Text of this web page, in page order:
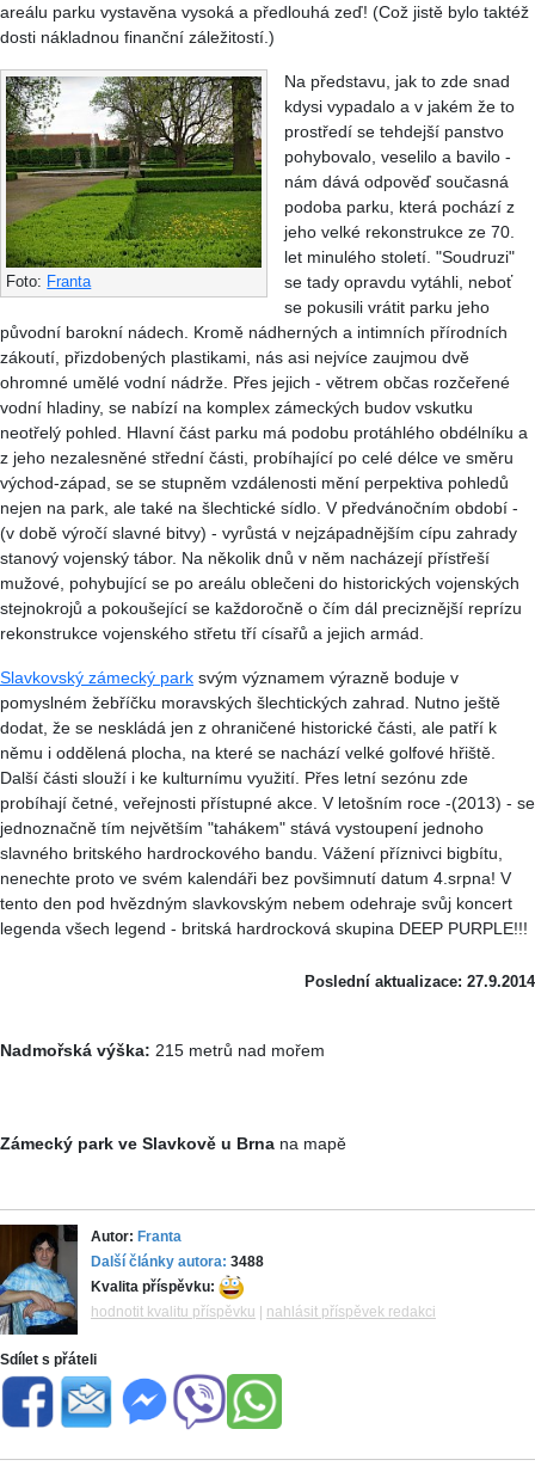
areálu parku vystavěna vysoká a předlouhá zeď! (Což jistě bylo taktéž
dosti nákladnou finanční záležitostí.)
Foto: Franta
Na představu, jak to zde snad
kdysi vypadalo a v jakém že to
prostředí se tehdejší panstvo
pohybovalo, veselilo a bavilo -
nám dává odpověď současná
podoba parku, která pochází z
jeho velké rekonstrukce ze 70.
let minulého století. "Soudruzi"
se tady opravdu vytáhli, neboť
se pokusili vrátit parku jeho
původní barokní nádech. Kromě nádherných a intimních přírodních
zákoutí, přizdobených plastikami, nás asi nejvíce zaujmou dvě
ohromné umělé vodní nádrže. Přes jejich - větrem občas rozčeřené
vodní hladiny, se nabízí na komplex zámeckých budov vskutku
neotřelý pohled. Hlavní část parku má podobu protáhlého obdélníku a
z jeho nezalesněné střední části, probíhající po celé délce ve směru
východ-západ, se se stupněm vzdálenosti mění perpektiva pohledů
nejen na park, ale také na šlechtické sídlo. V předvánočním období -
(v době výročí slavné bitvy) - vyrůstá v nejzápadnějším cípu zahrady
stanový vojenský tábor. Na několik dnů v něm nacházejí přístřeší
mužové, pohybující se po areálu oblečeni do historických vojenských
stejnokrojů a pokoušející se každoročně o čím dál preciznější reprízu
rekonstrukce vojenského střetu tří císařů a jejich armád.
Slavkovský zámecký park svým významem výrazně boduje v
pomyslném žebříčku moravských šlechtických zahrad. Nutno ještě
dodat, že se neskládá jen z ohraničené historické části, ale patří k
němu i oddělená plocha, na které se nachází velké golfové hřiště.
Další části slouží i ke kulturnímu využití. Přes letní sezónu zde
probíhají četné, veřejnosti přístupné akce. V letošním roce -(2013) - se
jednoznačně tím největším "tahákem" stává vystoupení jednoho
slavného britského hardrockového bandu. Vážení příznivci bigbítu,
nenechte proto ve svém kalendáři bez povšimnutí datum 4.srpna! V
tento den pod hvězdným slavkovským nebem odehraje svůj koncert
legenda všech legend - britská hardrocková skupina DEEP PURPLE!!!
Poslední aktualizace: 27.9.2014
Nadmořská výška: 215 metrů nad mořem
Zámecký park ve Slavkově u Brna na mapě
Autor: Franta
Další články autora: 3488
Kvalita příspěvku:
hodnotit kvalitu příspěvku
nahlásit příspěvek redakci
Sdílet s přáteli